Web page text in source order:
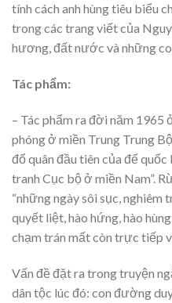
tính cách anh hùng tiêu biểu
trong các trang viết của
hương, đất nước và những
Tác phẩm:
– Tác phẩm ra đời năm 1965
phóng ở miền Trung Trung
đổ quân đầu tiên của đế
tranh Cục bộ ở miền Nam”.
“những ngày sôi sục, nghiêm
quyết liệt, hào hứng, hào
chạm trán mất còn trực tiếp
Vấn đề đặt ra trong truyện
dân tộc lúc đó: con đường